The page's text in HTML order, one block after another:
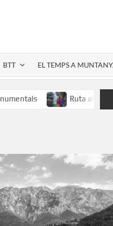
BTT EL TEMPS A
Ruta al Salt de Sallent: